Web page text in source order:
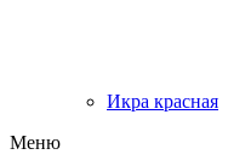
Икра красная
Меню